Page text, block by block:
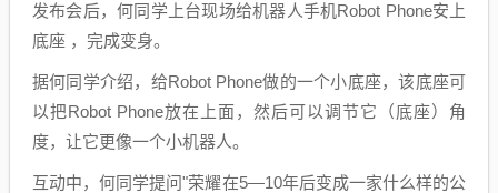
发布会后，何同学上台现场给机器人手机Robot Phone安上
底座 ，完成变身。
据何同学介绍，给Robot Phone做的一个小底座，该底座可
以把Robot Phone放在上面，然后可以调节它（底座）角
度，让它更像一个小机器人。
互动中，何同学提问"荣耀在5—10年后变成一家什么样的公